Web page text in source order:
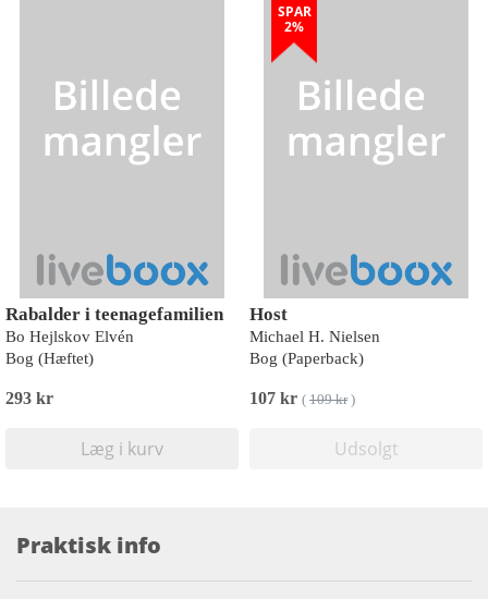
Rabalder i teenagefamilien
Bo Hejlskov Elvén
Bog (Hæftet)
293 kr
Læg i kurv
SPAR
2%
Host
Michael H. Nielsen
Bog (Paperback)
107 kr ( 109 kr)
Udsolgt
Praktisk info